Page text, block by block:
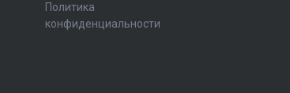
Политика
конфиденциальности